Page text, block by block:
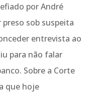
por André
preso sob suspeita
entrevista ao
para não falar
Sobre a Corte
que hoje